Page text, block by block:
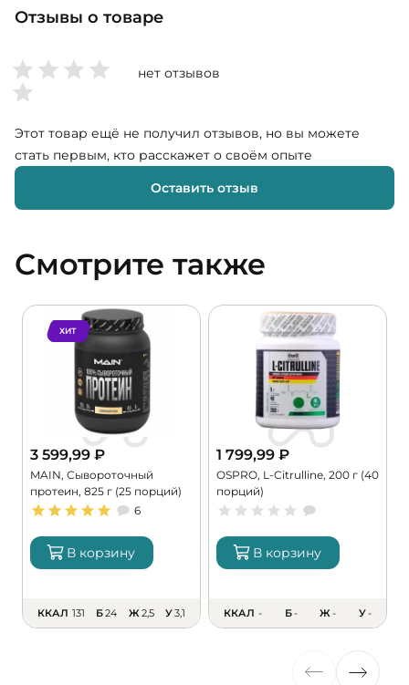
Отзывы о товаре
нет отзывов
Этот товар ещё не получил отзывов, но вы можете
стать первым, кто расскажет о своём опыте
Оставить отзыв
Смотрите также
ХИТ
3 599,99 ₽
MAIN, Сывороточный
протеин, 825 г (25 порций)
6
В корзину
ККАЛ 131 Б24 Ж2,5 У3,1
1 799,99 ₽
OSPRO, L-Citrulline, 200 г (40
порций)
В корзину
ККАЛ - Б- Ж- У-